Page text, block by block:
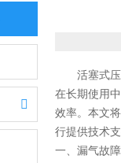

活塞式
在长期使用
效率。本文
行提供技术支
一、漏气故